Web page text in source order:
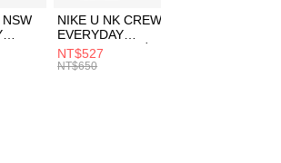
此簡訊中的連結，可透過四大超商
款，方視為交易完成。
費，但若您需要取消訂單，請聯
訂單仍視為有效，需透過AFTEE
)免運費
CR
NIKE U NK CREW
EVERYDAY
BBALL 3PR 男女
長統襪
NT$527
NT$650